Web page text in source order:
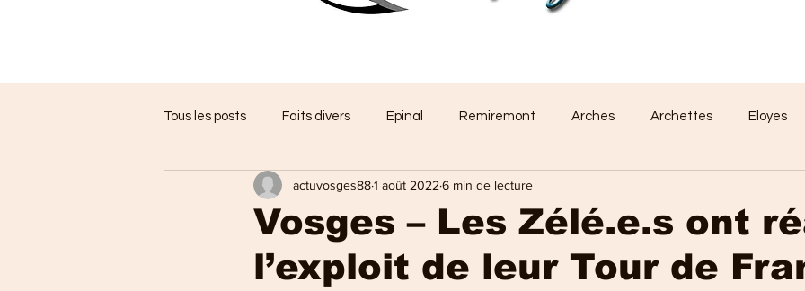
Tous les posts Faits divers Epinal Remiremont Arches Archettes Eloyes
Saint-Nabord Dommartin Saint-Amé
Ballons des Hautes Vosges Sports en vosges Mirecourt Culture en
Vosges – Les Zélé.e.s ont
l’exploit de leur Tour de
actuvosges881 août 2022 6 min de lecture